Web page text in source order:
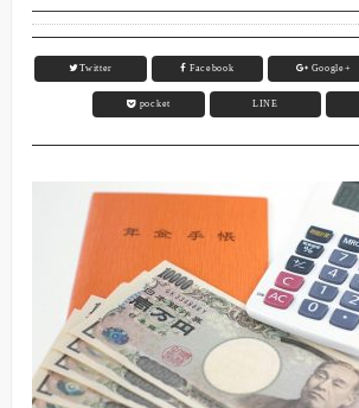
Twitter Facebook Google+
pocket LINE